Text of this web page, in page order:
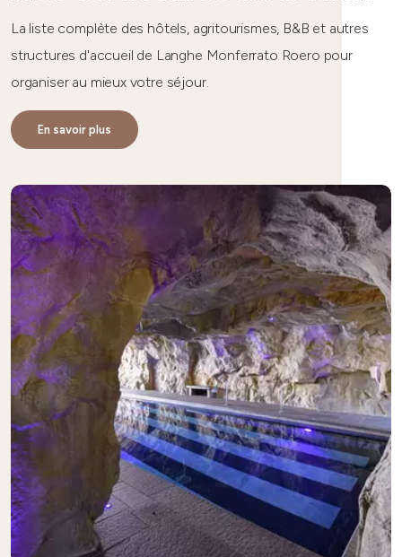
La liste complète des hôtels, agritourismes, B&B et autres
structures d'accueil de Langhe Monferrato Roero pour
organiser au mieux votre séjour.
En savoir plus